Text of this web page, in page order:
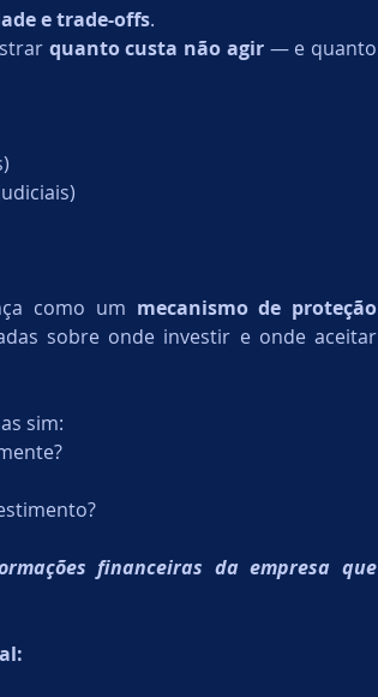
e trade-offs.
quanto custa não agir — e quanto
como um mecanismo de proteção
sobre onde investir e onde aceitar
sim:
financeiras da empresa que